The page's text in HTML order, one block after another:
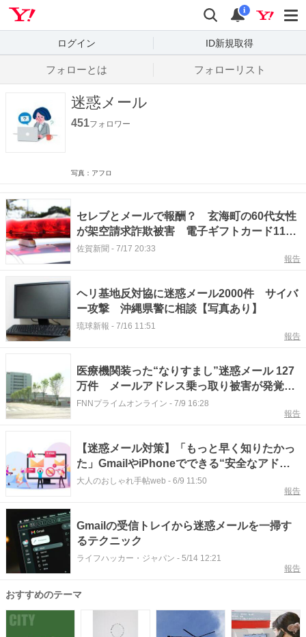
検索
通知
i
ログイン ID新規取得
フォローとは フォローリスト
迷惑メール
451フォロワー
写真：アフロ
セレブとメールで報酬？ 玄海町の60代女性
が架空請求詐欺被害 電子ギフトカード119
万円分だまし取られる 唐津署
佐賀新聞 - 7/17 20:33
報告
ヘリ基地反対協に迷惑メール2000件 サイバ
ー攻撃 沖縄県警に相談【写真あり】
琉球新報 - 7/16 11:51
報告
医療機関装った“なりすまし”迷惑メール 127
万件 メールアドレス乗っ取り被害が発覚
佐賀県医療センター好生館
FNNプライムオンライン - 7/9 16:28
報告
【迷惑メール対策】「もっと早く知りたかっ
た」GmailやiPhoneでできる“安全なアドレ
ス”の作り方
大人のおしゃれ手帖web - 6/9 11:50
報告
Gmailの受信トレイから迷惑メールを一掃す
るテクニック
ライフハッカー・ジャパン - 5/14 12:21
報告
おすすめのテーマ